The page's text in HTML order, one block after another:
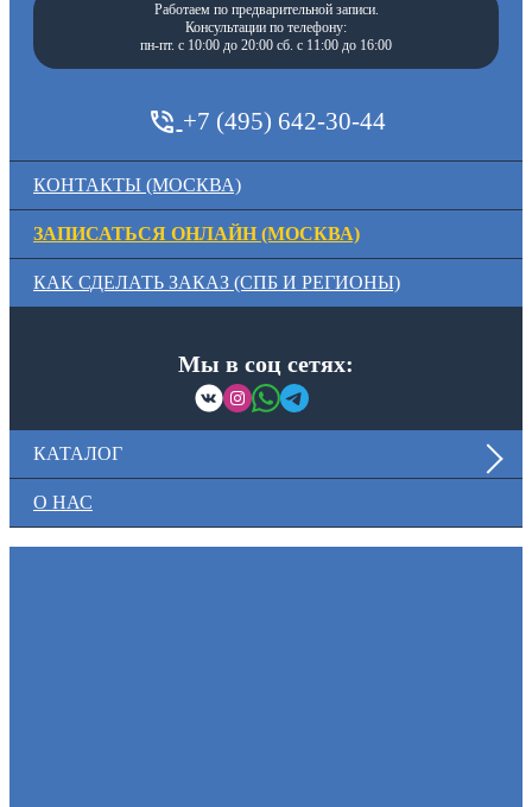
Работаем по предварительной записи.
Консультации по телефону:
пн-пт. с 10:00 до 20:00 сб. с 11:00 до 16:00
+7 (495) 642-30-44
КОНТАКТЫ (МОСКВА)
ЗАПИСАТЬСЯ ОНЛАЙН (МОСКВА)
КАК СДЕЛАТЬ ЗАКАЗ (СПБ И РЕГИОНЫ)
Мы в соц сетях:
КАТАЛОГ
О НАС